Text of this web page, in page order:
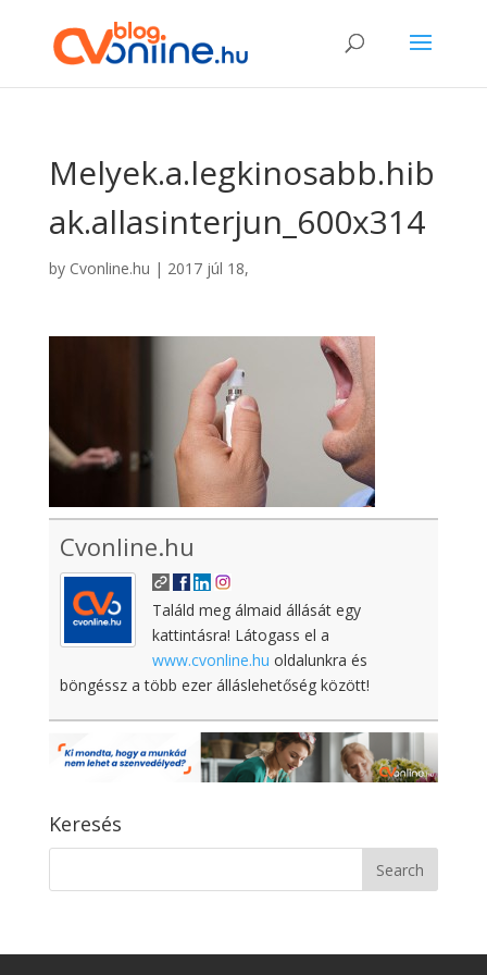
Melyek.a.legkinosabb.hib
ak.allasinterjun_600x314
by Cvonline.hu | 2017 júl 18,
Cvonline.hu
Találd meg álmaid állását egy
kattintásra! Látogass el a
www.cvonline.hu oldalunkra és
böngéssz a több ezer álláslehetőség között!
Keresés